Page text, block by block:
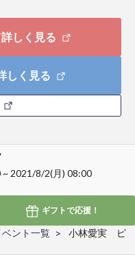
しく見る
しく見る
2021/8/2(月) 08:00
ギフトで応援！
ベント一覧
小林愛実 ピ